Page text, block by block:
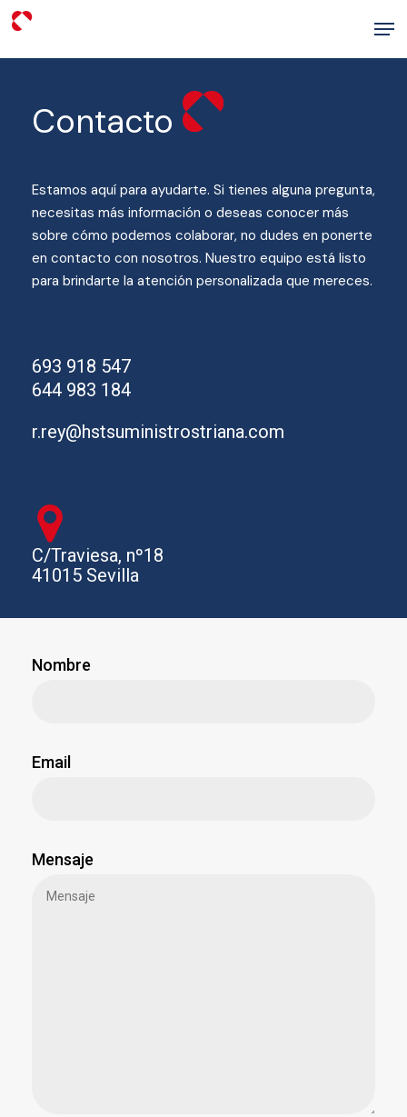
Skip
Contacto
Estamos aquí para ayudarte. Si tienes alguna pregunta,
necesitas más información o deseas conocer más
sobre cómo podemos colaborar, no dudes en ponerte
en contacto con nosotros. Nuestro equipo está listo
para brindarte la atención personalizada que mereces.
693 918 547
644 983 184
r.rey@hstsuministrostriana.com
C/Traviesa, nº18
41015 Sevilla
Nombre
Email
Mensaje
Close